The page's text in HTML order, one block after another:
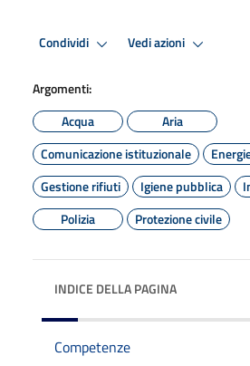
Condividi Vedi azioni
Argomenti:
Acqua
Aria
Comunicazione istituzionale
Gestione rifiuti
Igiene pubblica
Polizia
Protezione civile
INDICE DELLA PAGINA
Competenze